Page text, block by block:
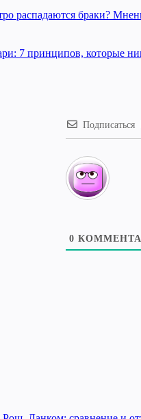
распадаются браки?
7 принципов, которые
Подписаться
0